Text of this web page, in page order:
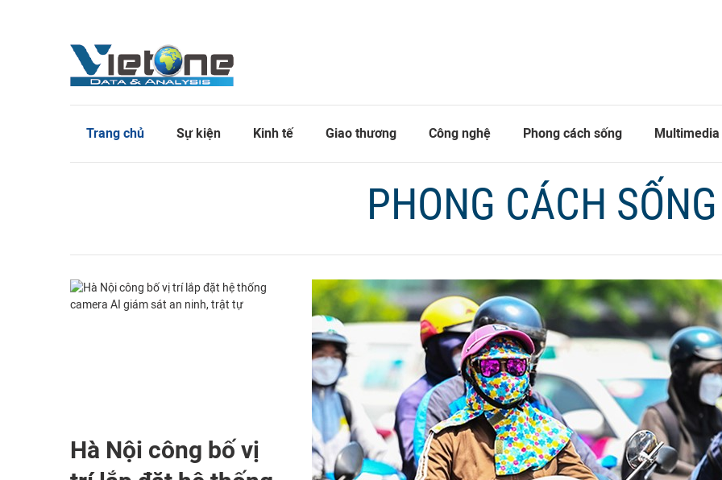
Trang chủ Sự kiện Kinh tế Giao thương Công nghệ Phong cách sống Multimedia
PHONG CÁCH SỐNG
Hà Nội công bố vị